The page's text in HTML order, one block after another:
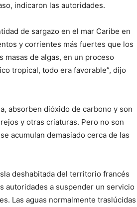
indicaron las autoridades.
de sargazo en el mar Caribe en
y corrientes más fuertes que los
masas de algas, en un proceso
tropical, todo era favorable”, dijo
absorben dióxido de carbono y son
y otras criaturas. Pero no son
acumulan demasiado cerca de las
deshabitada del territorio francés
autoridades a suspender un servicio
Las aguas normalmente traslúcidas